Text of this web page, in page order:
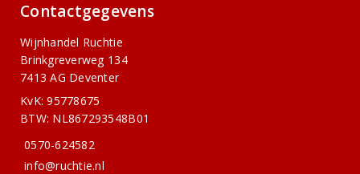
Contactgegevens
Wijnhandel Ruchtie
Brinkgreverweg 134
7413 AG Deventer
KvK: 95778675
BTW: NL867293548B01
0570-624582
info@ruchtie.nl